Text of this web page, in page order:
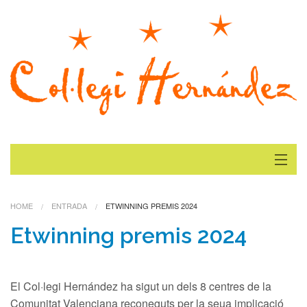
On Estem
HOME ENTRADA ETWINNING PREMIS 2024
Etwinning premis 2024
El Col·legi Hernández ha sigut un dels 8 centres de la
Comunitat Valenciana reconeguts per la seua implicació